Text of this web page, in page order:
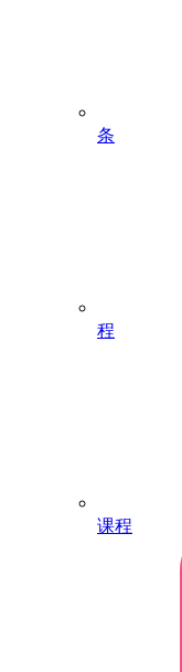
条
程
课程